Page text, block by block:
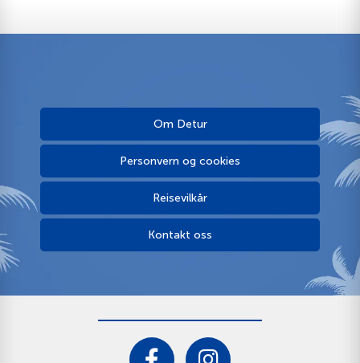
Om Detur
Personvern og cookies
Reisevilkår
Kontakt oss